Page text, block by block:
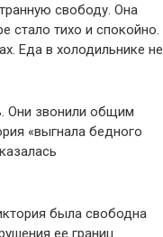
свободу. Она
стало тихо и спокойно.
Еда в холодильнике не
Они звонили общим
«выгнала бедного
была свободна
ее границ.